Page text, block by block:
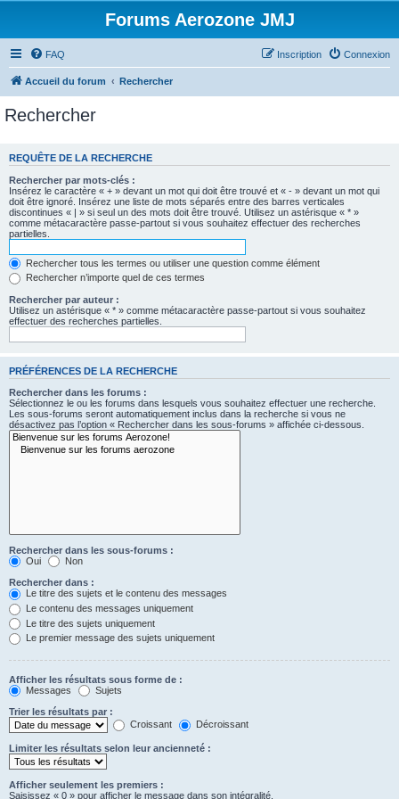
Forums Aerozone JMJ
FAQ Connexion
Inscription
Accueil du forum Rechercher
Rechercher
REQUÊTE DE LA RECHERCHE
Rechercher par mots-clés :
Insérez le caractère « + » devant un mot qui doit être trouvé et « - » devant un mot qui
doit être ignoré. Insérez une liste de mots séparés entre des barres verticales
discontinues « | » si seul un des mots doit être trouvé. Utilisez un astérisque « * »
comme métacaractère passe-partout si vous souhaitez effectuer des recherches
partielles.
Rechercher tous les termes ou utiliser une question comme élément
Rechercher n’importe quel de ces termes
Rechercher par auteur :
Utilisez un astérisque « * » comme métacaractère passe-partout si vous souhaitez
effectuer des recherches partielles.
PRÉFÉRENCES DE LA RECHERCHE
Rechercher dans les forums :
Sélectionnez le ou les forums dans lesquels vous souhaitez effectuer une recherche.
Les sous-forums seront automatiquement inclus dans la recherche si vous ne
désactivez pas l’option « Rechercher dans les sous-forums » affichée ci-dessous.
Rechercher dans les sous-forums :
Oui
Non
Rechercher dans :
Le titre des sujets et le contenu des messages
Le contenu des messages uniquement
Le titre des sujets uniquement
Le premier message des sujets uniquement
Afficher les résultats sous forme de :
Messages
Sujets
Trier les résultats par :
Croissant
Décroissant
Limiter les résultats selon leur ancienneté :
Afficher seulement les premiers :
Saisissez « 0 » pour afficher le message dans son intégralité.